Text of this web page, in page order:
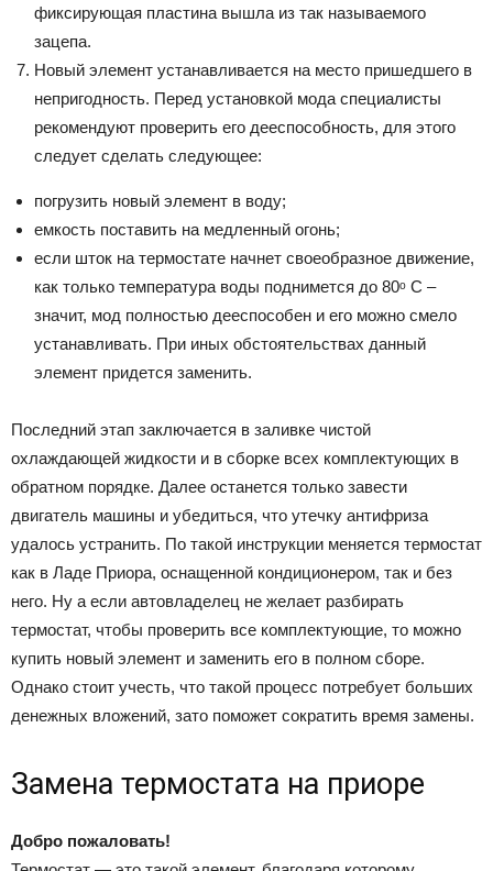
фиксирующая пластина вышла из так называемого
зацепа.
Новый элемент устанавливается на место пришедшего в
непригодность. Перед установкой мода специалисты
рекомендуют проверить его дееспособность, для этого
следует сделать следующее:
погрузить новый элемент в воду;
емкость поставить на медленный огонь;
если шток на термостате начнет своеобразное движение,
как только температура воды поднимется до 80ᵒ­ С –
значит, мод полностью дееспособен и его можно смело
устанавливать. При иных обстоятельствах данный
элемент придется заменить.
Последний этап заключается в заливке чистой
охлаждающей жидкости и в сборке всех комплектующих в
обратном порядке. Далее останется только завести
двигатель машины и убедиться, что утечку антифриза
удалось устранить. По такой инструкции меняется термостат
как в Ладе Приора, оснащенной кондиционером, так и без
него. Ну а если автовладелец не желает разбирать
термостат, чтобы проверить все комплектующие, то можно
купить новый элемент и заменить его в полном сборе.
Однако стоит учесть, что такой процесс потребует больших
денежных вложений, зато поможет сократить время замены.
Замена термостата на приоре
Добро пожаловать!